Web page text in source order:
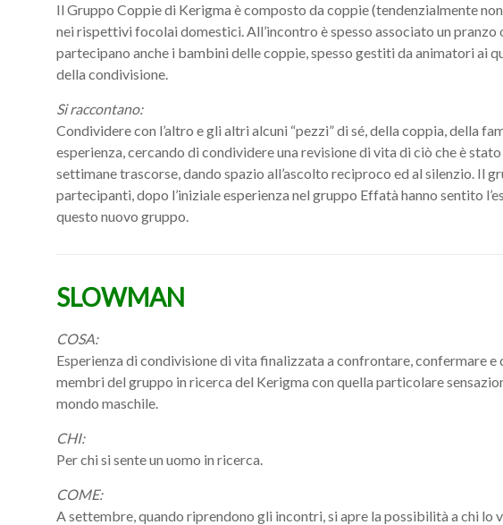
Il Gruppo Coppie di Kerigma è composto da coppie (tendenzialmente
nei rispettivi focolai domestici. All’incontro è spesso associato un pranzo
partecipano anche i bambini delle coppie, spesso gestiti da animatori ai
della condivisione.
Si raccontano:
Condividere con l’altro e gli altri alcuni “pezzi” di sé, della coppia, della
esperienza, cercando di condividere una revisione di vita di ciò che è
settimane trascorse, dando spazio all’ascolto reciproco ed al silenzio. Il
partecipanti, dopo l’iniziale esperienza nel gruppo Effatà hanno sentito
questo nuovo gruppo.
SLOWMAN
COSA:
Esperienza di condivisione di vita finalizzata a confrontare, confermare
membri del gruppo in ricerca del Kerigma con quella particolare
mondo maschile.
CHI:
Per chi si sente un uomo in ricerca.
COME:
A settembre, quando riprendono gli incontri, si apre la possibilità a chi lo